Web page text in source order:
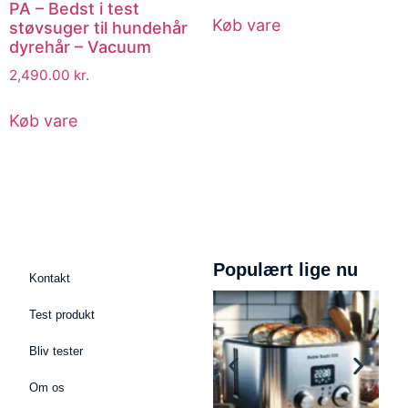
PA – Bedst i test
støvsuger til hundehår
dyrehår – Vacuum
2,490.00 kr.
Køb vare
Køb vare
Kontakt
Test produkt
Bliv tester
Om os
Populært lige nu